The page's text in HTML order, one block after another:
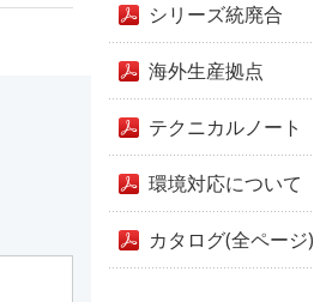
シリーズ統廃合
海外生産拠点
テクニカルノート
環境対応について
カタログ(全ページ)